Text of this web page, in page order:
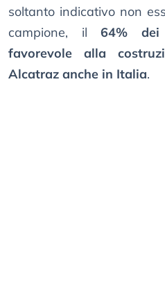
soltanto indicativo non
campione, il64% dei
favorevole alla
Alcatraz anche in Italia.